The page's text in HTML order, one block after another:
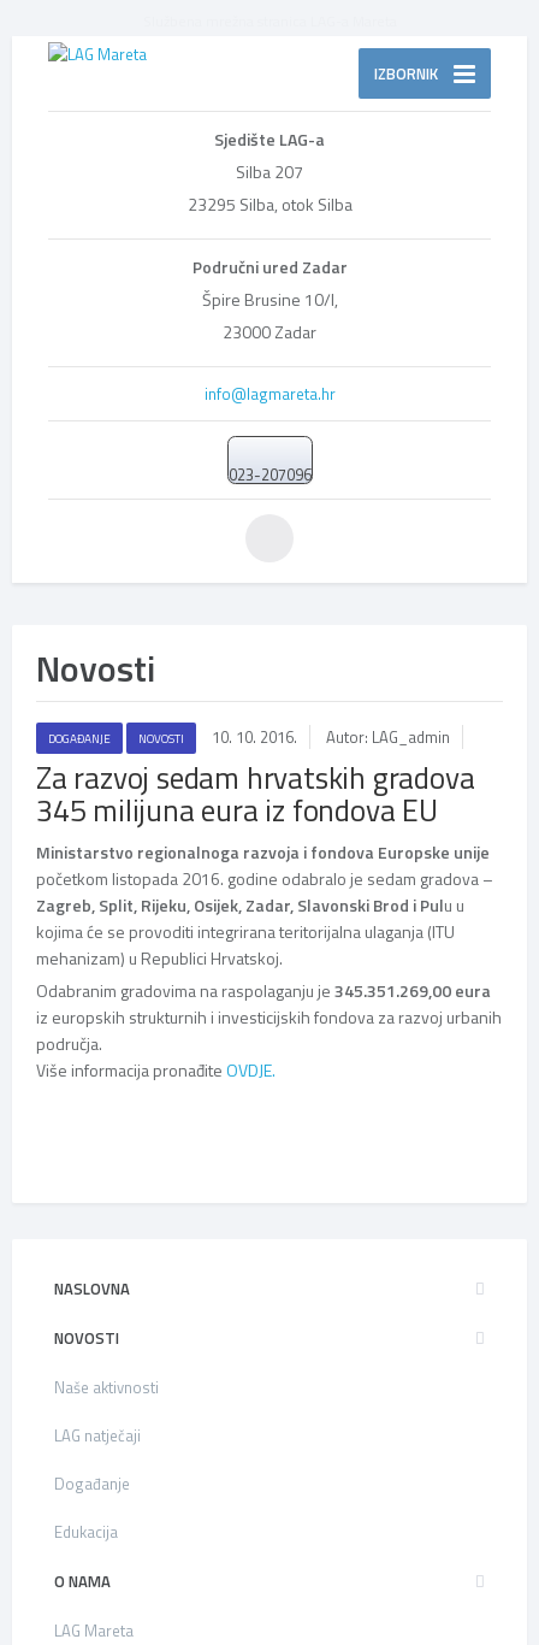
IZBORNIK
Sjedište LAG-a
Silba 207
23295 Silba, otok Silba
Područni ured Zadar
Špire Brusine 10/I,
23000 Zadar
info@lagmareta.hr
023-207096
Novosti
DOGAĐANJE NOVOSTI 10. 10. 2016. Autor: LAG_admin
Za razvoj sedam hrvatskih gradova
345 milijuna eura iz fondova EU
Ministarstvo regionalnoga razvoja i fondova Europske unije
početkom listopada 2016. godine odabralo je sedam gradova –
Zagreb, Split, Rijeku, Osijek, Zadar, Slavonski Brod i Pulu u
kojima će se provoditi integrirana teritorijalna ulaganja (ITU
mehanizam) u Republici Hrvatskoj.
Odabranim gradovima na raspolaganju je345.351.269,00 eura
iz europskih strukturnih i investicijskih fondova za razvoj urbanih
područja.
Više informacija pronađite OVDJE.
NASLOVNA
NOVOSTI
Naše aktivnosti
LAG natječaji
Događanje
Edukacija
O NAMA
LAG Mareta